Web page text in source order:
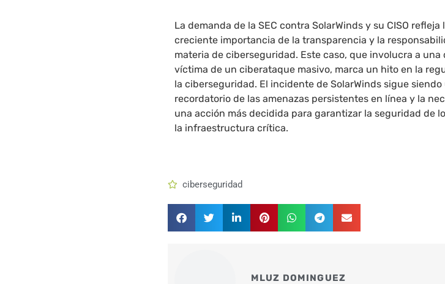
La demanda de la SEC contra SolarWinds y su CISO refleja
creciente importancia de la transparencia y la
materia de ciberseguridad. Este caso, que involucra a una
víctima de un ciberataque masivo, marca un hito en la
la ciberseguridad. El incidente de SolarWinds sigue siendo
recordatorio de las amenazas persistentes en línea y la
una acción más decidida para garantizar la seguridad de
la infraestructura crítica.
ciberseguridad
MLUZ DOMINGUEZ